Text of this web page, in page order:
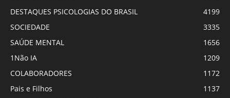
DESTAQUES PSICOLOGIAS DO BRASIL
4199
SOCIEDADE
3335
SAÚDE MENTAL
1656
1Não IA
1209
COLABORADORES
1172
Pais e Filhos
1137